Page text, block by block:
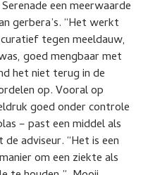
een meerwaarde
gerbera’s. “Het werkt
tegen meeldauw,
goed mengbaar met
het niet terug in de
op. Vooral op
goed onder controle
– past een middel als
adviseur. “Het is een
om een ziekte als